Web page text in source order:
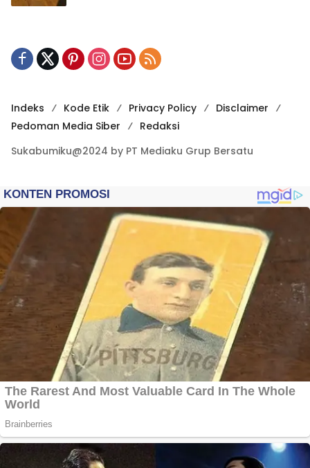
Indeks Kode Etik Privacy Policy
Disclaimer
Pedoman Media Siber
Redaksi
Sukabumiku@2024 by PT Mediaku Grup Bersatu